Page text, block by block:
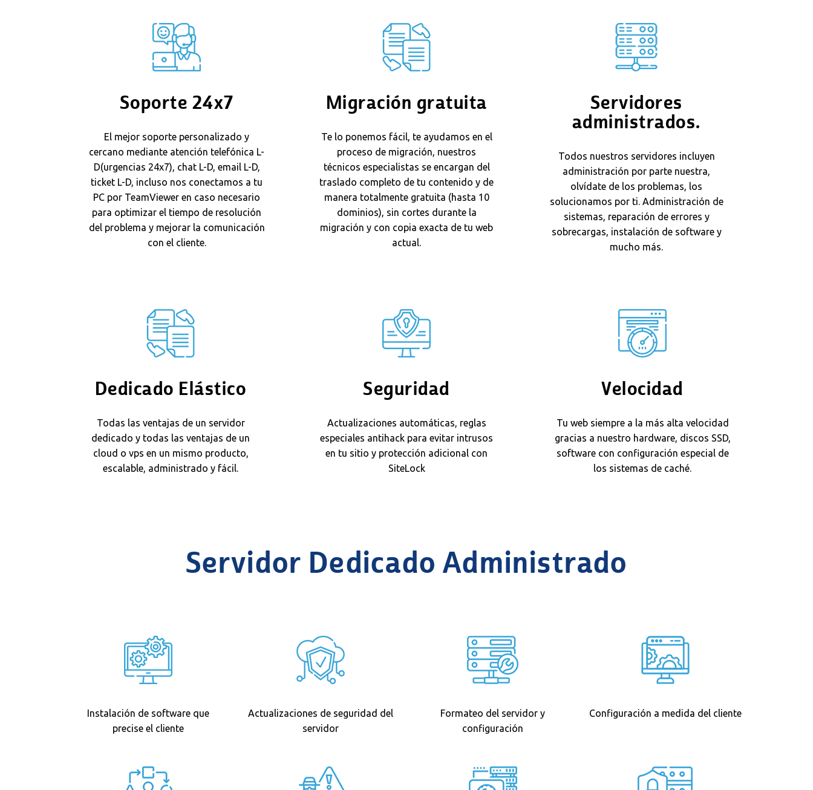
Soporte 24x7
El mejor soporte personalizado y
cercano mediante atención telefónica L-
D(urgencias 24x7), chat L-D, email L-D,
ticket L-D, incluso nos conectamos a tu
PC por TeamViewer en caso necesario
para optimizar el tiempo de resolución
del problema y mejorar la comunicación
con el cliente.
Migración gratuita
Te lo ponemos fácil, te ayudamos en el
proceso de migración, nuestros
técnicos especialistas se encargan del
traslado completo de tu contenido y de
manera totalmente gratuita (hasta 10
dominios), sin cortes durante la
migración y con copia exacta de tu web
actual.
Servidores
administrados.
Todos nuestros servidores incluyen
administración por parte nuestra,
olvídate de los problemas, los
solucionamos por ti. Administración de
sistemas, reparación de errores y
sobrecargas, instalación de software y
mucho más.
Dedicado Elástico
Todas las ventajas de un servidor
dedicado y todas las ventajas de un
cloud o vps en un mismo producto,
escalable, administrado y fácil.
Seguridad
Actualizaciones automáticas, reglas
especiales antihack para evitar intrusos
en tu sitio y protección adicional con
SiteLock
Velocidad
Tu web siempre a la más alta velocidad
gracias a nuestro hardware, discos SSD,
software con configuración especial de
los sistemas de caché.
Servidor Dedicado Administrado
Instalación de software que
precise el cliente
Actualizaciones de seguridad del
servidor
Formateo del servidor y
configuración
Configuración a medida del cliente